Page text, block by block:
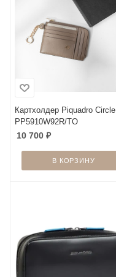
Картхолдер Piquadro Circle
PP5910W92R/TO
10 700 ₽
В КОРЗИНУ